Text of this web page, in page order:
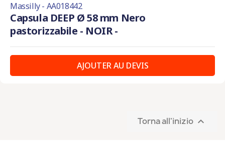
Massilly - AA018442
Capsula DEEP Ø 58 mm Nero
pastorizzabile - NOIR -
AJOUTER AU DEVIS
Torna all'inizio 